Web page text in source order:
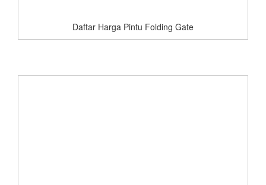
Daftar Harga Pintu Folding Gate